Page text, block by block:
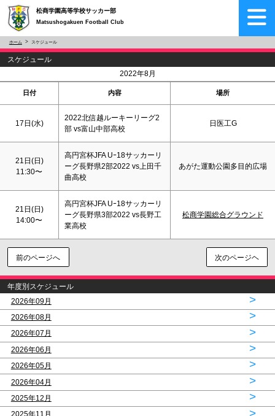
松商学園高等学校サッカー部
Matsushogakuen Football Club
ホーム スケジュール
スケジュール
2022年8月
日付 内容 場所
17日(水)
2022北信越ルーキーリーグ2
部 vs富山中部高校
日医工G
21日(日)
11:30〜
高円宮杯JFA Uｰ18サッカーリ
ーグ長野県2部2022 vs上田千
曲高校
あがた運動公園多目的広場
21日(日)
14:00〜
高円宮杯JFA Uｰ18サッカーリ
ーグ長野県3部2022 vs長野工
業高校
松商学園総合グラウンド
前のページへ 次のページヘ
年度別スケジュール
2026年09月
>
2026年08月 >
2026年07月 >
2026年06月 >
2026年05月 >
2026年04月 >
2025年12月 >
>